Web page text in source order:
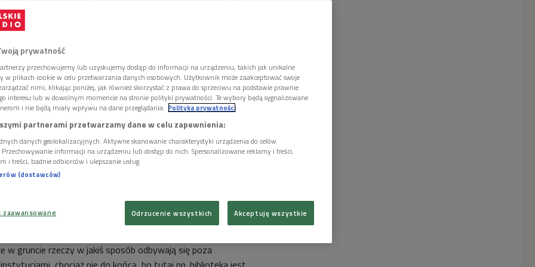
gość: socjolog, antropolog kultury Przemysław
Sygnałach.
dobry.
komentarze przeróżne dotyczące właśnie tego
na zdanie, że to jest taki raport, który jest
i który przedstawia ich w zupełnie innym
inna. Krótko mówiąc, ponieważ jest to ten
czy wymiana treści, może wyjaśnijmy, co to takiego
powiem, że nie będę się odnosił ani do ACTA,
nie wiem, co tam jest w środku, więc w ogóle nie będziemy o
piratów, ponieważ nie odnosiliśmy się do takich aspektów
jak prawa autorskie, po prostu badaliśmy zachowania
że są dosyć powszechne. Nazwaliśmy je
w gruncie rzeczy w jakiś sposób odbywają się poza
prywatność
przechowujemy lub uzyskujemy dostęp do informacji na urządzeniu, takich jak unikalne
w plikach cookie w celu przetwarzania danych osobowych. Użytkownik może zaakceptować swoje
nimi, klikając poniżej, jak również skorzystać z prawa do sprzeciwu na podstawie prawnie
interesu lub w dowolnym momencie na stronie polityki prywatności. Te wybory będą sygnalizowane
i nie będą miały wpływu na dane przeglądania. Polityka prywatności
partnerami przetwarzamy dane w celu zapewnienia:
danych geolokalizacyjnych. Aktywne skanowanie charakterystyki urządzenia do celów
informacji na urządzeniu lub dostęp do nich. Spersonalizowane reklamy i treści,
i treści, badnie odbiorców i ulepszanie usług.
(dostawców)
Odrzucenie wszystkich Akceptuję wszystkie